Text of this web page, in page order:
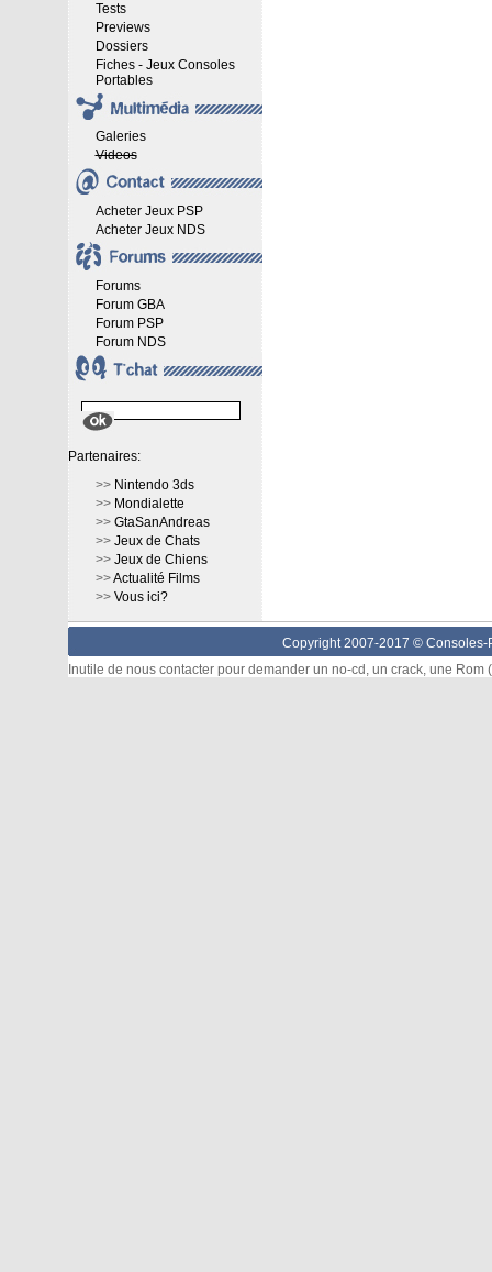
Tests
Previews
Dossiers
Fiches - Jeux Consoles
Portables
Galeries
Videos
Acheter Jeux PSP
Acheter Jeux NDS
Forums
Forum GBA
Forum PSP
Forum NDS
Partenaires:
>> Nintendo 3ds
>> Mondialette
>> GtaSanAndreas
>> Jeux de Chats
>> Jeux de Chiens
>>Actualité Films
>> Vous ici?
Copyright 2007-2017 © Consoles-
Inutile de nous contacter pour demander un no-cd, un crack, une